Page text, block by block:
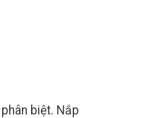
biệt. Nắp